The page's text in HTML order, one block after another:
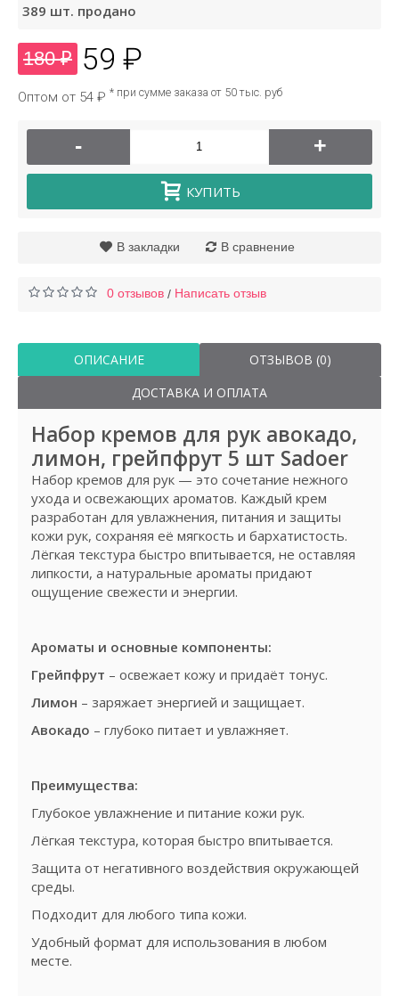
389 шт. продано
180 ₽ 59 ₽
Оптом от 54 ₽ * при сумме заказа от 50 тыс. руб
- +
КУПИТЬ
В закладки В сравнение
0 отзывов / Написать отзыв
ОПИСАНИЕ
ОТЗЫВОВ (0)
ДОСТАВКА И ОПЛАТА
Набор кремов для рук авокадо,
лимон, грейпфрут 5 шт Sadoer
Набор кремов для рук — это сочетание нежного
ухода и освежающих ароматов. Каждый крем
разработан для увлажнения, питания и защиты
кожи рук, сохраняя её мягкость и бархатистость.
Лёгкая текстура быстро впитывается, не оставляя
липкости, а натуральные ароматы придают
ощущение свежести и энергии.
Ароматы и основные компоненты:
Грейпфрут – освежает кожу и придаёт тонус.
Лимон – заряжает энергией и защищает.
Авокадо – глубоко питает и увлажняет.
Преимущества:
Глубокое увлажнение и питание кожи рук.
Лёгкая текстура, которая быстро впитывается.
Защита от негативного воздействия окружающей
среды.
Подходит для любого типа кожи.
Удобный формат для использования в любом
месте.